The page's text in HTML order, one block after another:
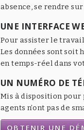
absence, se rendre
UNE INTERFACE
Pour assister le
Les données sont soit
en temps-réel dans
UN NUMÉRO DE
Mis à disposition pour
agents n’ont pas de
OBTENIR UNE